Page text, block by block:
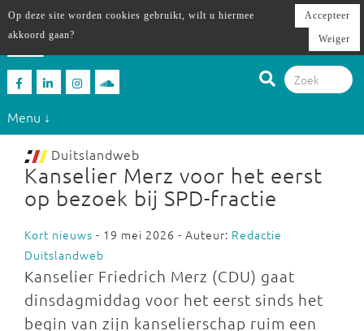
Menu ↓
Duitslandweb
Kanselier Merz voor het eerst
op bezoek bij SPD-fractie
Kort nieuws - 19 mei 2026 - Auteur: Redactie
Duitslandweb
Kanselier Friedrich Merz (CDU) gaat
dinsdagmiddag voor het eerst sinds het
begin van zijn kanselierschap ruim een
Op deze site worden cookies gebruikt, wilt u hiermee
akkoord gaan?
Accepteer
Weiger